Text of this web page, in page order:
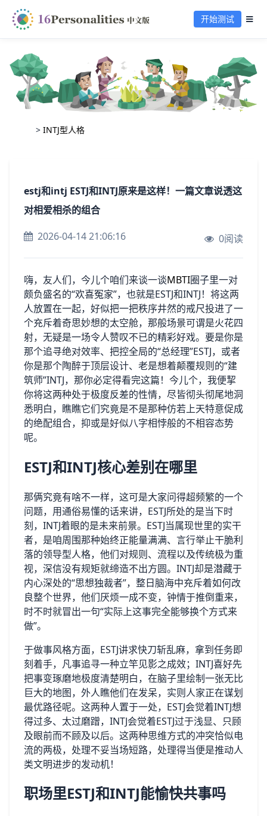
开始测试
> INTJ型人格
estj和intj ESTJ和INTJ原来是这样！一篇文章说透这
对相爱相杀的组合
2026-04-14 21:06:16
0阅读
嗨，友人们，今儿个咱们来谈一谈MBTI圈子里一对
颇负盛名的“欢喜冤家”，也就是ESTJ和INTJ！将这两
人放置在一起，好似把一把秩序井然的戒尺投进了一
个充斥着奇思妙想的太空舱，那般场景可谓是火花四
射，无疑是一场令人赞叹不已的精彩好戏。要是你是
那个追寻绝对效率、把控全局的“总经理”ESTJ，或者
你是那个陶醉于顶层设计、老是想着颠覆规则的“建
筑师”INTJ，那你必定得看完这篇！今儿个，我便挈
你将这两种处于极度反差的性情，尽皆彻头彻尾地洞
悉明白，瞧瞧它们究竟是不是那种仿若上天特意促成
的绝配组合，抑或是好似八字相悖般的不相容态势
呢。
ESTJ和INTJ核心差别在哪里
那俩究竟有啥不一样，这可是大家问得超频繁的一个
问题，用通俗易懂的话来讲，ESTJ所处的是当下时
刻，INTJ着眼的是未来前景。ESTJ当属现世里的实干
者，是咱周围那种始终正能量满满、言行举止干脆利
落的领导型人格，他们对规则、流程以及传统极为重
视，深信没有规矩就缔造不出方圆。INTJ却是潜藏于
内心深处的“思想独裁者”，整日脑海中充斥着如何改
良整个世界，他们厌烦一成不变，钟情于推倒重来，
时不时就冒出一句“实际上这事完全能够换个方式来
做”。
于做事风格方面，ESTJ讲求快刀斩乱麻，拿到任务即
刻着手，凡事追寻一种立竿见影之成效；INTJ喜好先
把事变琢磨地极度清楚明白，在脑子里绘制一张无比
巨大的地图，外人瞧他们在发呆，实则人家正在谋划
最优路径呢。这两种人置于一处，ESTJ会觉着INTJ想
得过多、太过磨蹭，INTJ会觉着ESTJ过于浅显、只顾
及眼前而不顾及以后。这两种思维方式的冲突恰似电
流的两极，处理不妥当场短路，处理得当便是推动人
类文明进步的发动机！
职场里ESTJ和INTJ能愉快共事吗